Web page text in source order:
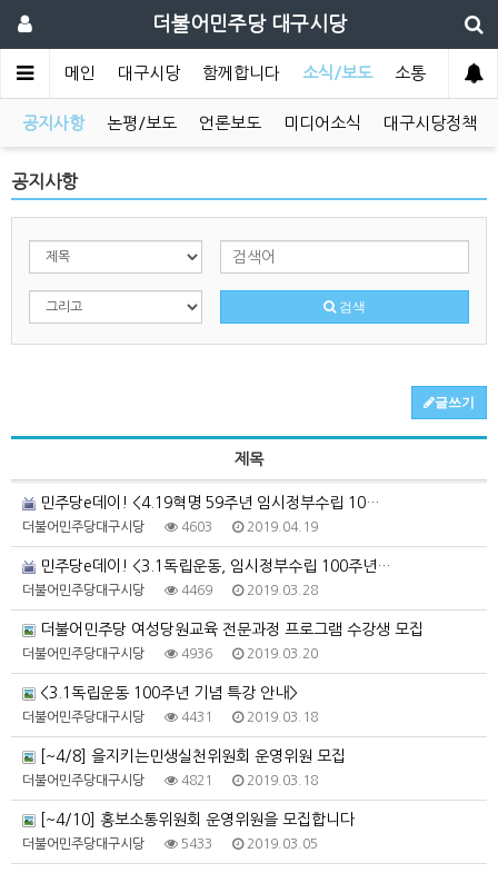
더불어민주당 대구시당
메인 대구시당 함께합니다 소식/보도 소통
공지사항 논평/보도 언론보도 미디어소식 대구시당정책
공지사항
검색
글쓰기
제목
민주당e데이! <4.19혁명 59주년 임시정부수립 10…
더불어민주당대구시당 4603 2019.04.19
민주당e데이! <3.1독립운동, 임시정부수립 100주년…
더불어민주당대구시당 4469 2019.03.28
더불어민주당 여성당원교육 전문과정 프로그램 수강생 모집
더불어민주당대구시당 4936 2019.03.20
<3.1독립운동 100주년 기념 특강 안내>
더불어민주당대구시당 4431 2019.03.18
[~4/8] 을지키는민생실천위원회 운영위원 모집
더불어민주당대구시당 4821 2019.03.18
[~4/10] 홍보소통위원회 운영위원을 모집합니다
더불어민주당대구시당 5433 2019.03.05